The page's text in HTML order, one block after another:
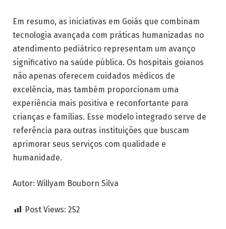
Em resumo, as iniciativas em Goiás que combinam
tecnologia avançada com práticas humanizadas no
atendimento pediátrico representam um avanço
significativo na saúde pública. Os hospitais goianos
não apenas oferecem cuidados médicos de
excelência, mas também proporcionam uma
experiência mais positiva e reconfortante para
crianças e famílias. Esse modelo integrado serve de
referência para outras instituições que buscam
aprimorar seus serviços com qualidade e
humanidade.
Autor: Willyam Bouborn Silva
Post Views: 252